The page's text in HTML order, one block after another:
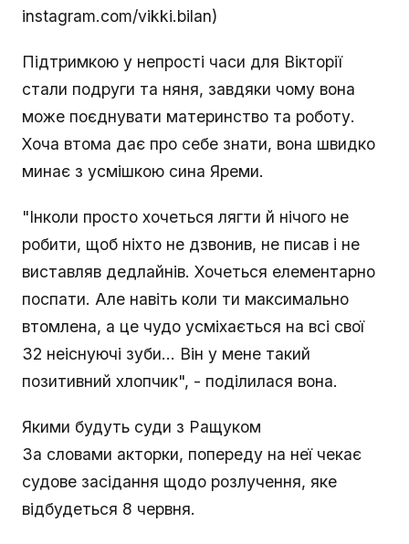
instagram.com/vikki.bilan)
Підтримкою у непрості часи для Вікторії
стали подруги та няня, завдяки чому вона
може поєднувати материнство та роботу.
Хоча втома дає про себе знати, вона швидко
минає з усмішкою сина Яреми.
"Інколи просто хочеться лягти й нічого не
робити, щоб ніхто не дзвонив, не писав і не
виставляв дедлайнів. Хочеться елементарно
поспати. Але навіть коли ти максимально
втомлена, а це чудо усміхається на всі свої
32 неіснуючі зуби... Він у мене такий
позитивний хлопчик", - поділилася вона.
Якими будуть суди з Ращуком
За словами акторки, попереду на неї чекає
судове засідання щодо розлучення, яке
відбудеться 8 червня.